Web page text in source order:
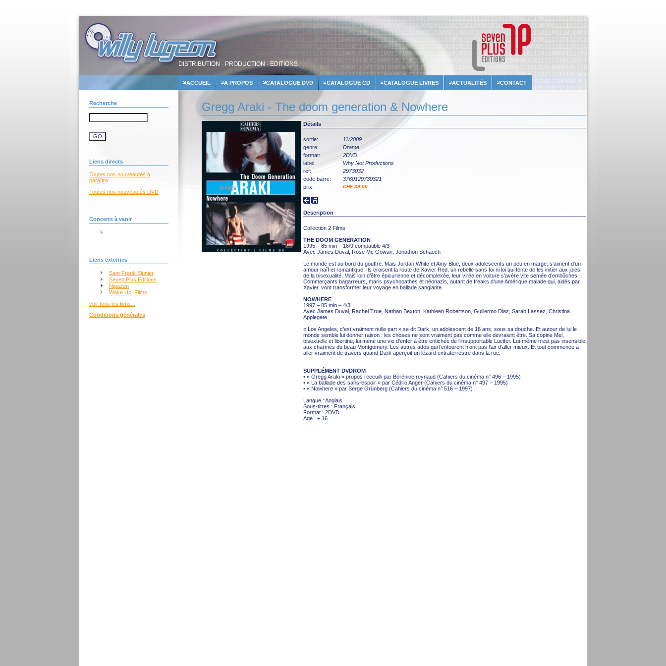
DISTRIBUTION · PRODUCTION · EDITIONS
ACCUEIL A PROPOS CATALOGUE DVD CATALOGUE CD CATALOGUE LIVRES ACTUALITÉS CONTACT
Recherche
Liens directs
Toutes nos nouveautés à
paraître
Toutes nos nouveautés DVD
Concerts à venir
Liens externes
Sam Frank Blunier
Seven Plus Editions
Nipazen
Wake Up! Films
voir tous les liens...
Conditions générales
Gregg Araki - The doom generation & Nowhere
Détails
sortie:
11/2009
genre:
Drame
format:
2DVD
label:
Why Not Productions
réf:
2973032
code barre:
3760129730321
prix:
CHF 39.00
Description
Collection 2 Films
THE DOOM GENERATION
1995 – 85 min – 16/9 compatible 4/3
Avec James Duval, Rose Mc Gowan, Jonathon Schaech
Le monde est au bord du gouffre. Mais Jordan White et Amy Blue, deux adolescents un peu en marge, s’aiment d’un
amour naîf et romantique. Ils croisent la route de Xavier Red, un rebelle sans foi ni loi qui tente de les initier aux joies
de la bisexualité. Mais loin d’être épicurienne et décomplexée, leur virée en voiture s’avère vite semée d’embûches.
Commerçants bagarreurs, maris psychopathes et néonazis, autant de freaks d’une Amérique malade qui, aidés par
Xavier, vont transformer leur voyage en ballade sanglante.
NOWHERE
1997 – 85 min – 4/3
Avec James Duval, Rachel True, Nathan Bexton, Kathleen Robertson, Guillermo Diaz, Sarah Lassez, Christina
Applegate
« Los Angeles, c’est vraiment nulle part » se dit Dark, un adolescent de 18 ans, sous sa douche. Et autour de lui le
monde semble lui donner raison : les choses ne sont vraiment pas comme elle devraient être. Sa copine Mel,
bisexuelle et libertine, lui mène une vie d’enfer à être entichée de l’insupportable Lucifer. Lui-même n’est pas insensible
aux charmes du beau Montgomery. Les autres ados qui l’entourent n’ont pas l’air d’aller mieux. Et tout commence à
aller vraiment de travers quand Dark aperçoit un lézard extraterrestre dans la rue.
SUPPLÉMENT DVDROM
• « Gregg Araki » propos receuilli par Bérénice reynaud (Cahiers du cinéma n° 496 – 1995)
• « La ballade des sans-espoir » par Cédric Anger (Cahiers du cinéma n° 497 – 1995)
• « Nowhere » par Serge Grünberg (Cahiers du cinéma n° 516 – 1997)
Langue : Anglais
Sous-titres : Français
Format : 2DVD
Age : + 16